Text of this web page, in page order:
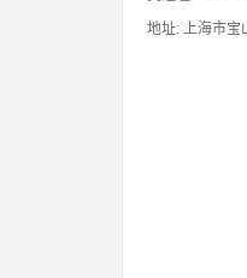
地址: 上海市宝